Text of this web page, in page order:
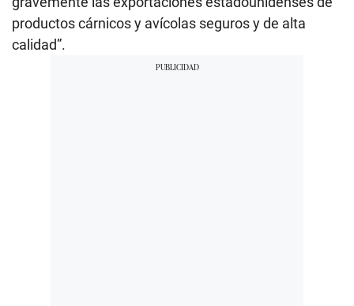
productos cárnicos y avícolas seguros y de alta
calidad”.